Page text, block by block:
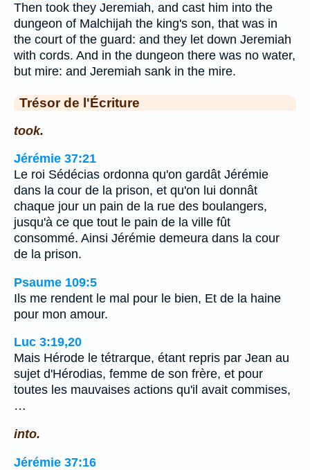
Then took they Jeremiah, and cast him into the
dungeon of Malchijah the king's son, that was in
the court of the guard: and they let down Jeremiah
with cords. And in the dungeon there was no water,
but mire: and Jeremiah sank in the mire.
Trésor de l'Écriture
took.
Jérémie 37:21
Le roi Sédécias ordonna qu'on gardât Jérémie
dans la cour de la prison, et qu'on lui donnât
chaque jour un pain de la rue des boulangers,
jusqu'à ce que tout le pain de la ville fût
consommé. Ainsi Jérémie demeura dans la cour
de la prison.
Psaume 109:5
Ils me rendent le mal pour le bien, Et de la haine
pour mon amour.
Luc 3:19,20
Mais Hérode le tétrarque, étant repris par Jean au
sujet d'Hérodias, femme de son frère, et pour
toutes les mauvaises actions qu'il avait commises,
…
into.
Jérémie 37:16